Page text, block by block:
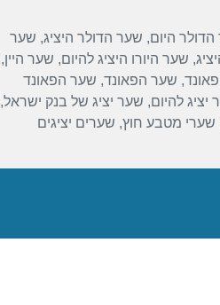
היום, שער הדולר היציג, שער
, שער היורו היציג להיום, שער היין,
, שער הפאונד, שער הפאונד
יציג להיום, שער יציג של בנק ישראל,
שערי מטבע חוץ, שערים יציגים